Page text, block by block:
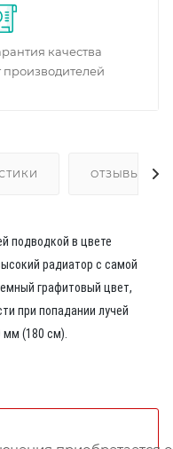
качества
производителей
ОТЗЫВЫ
подводкой в цвете
радиатор с самой
графитовый цвет,
при попадании лучей
мм (180 см).